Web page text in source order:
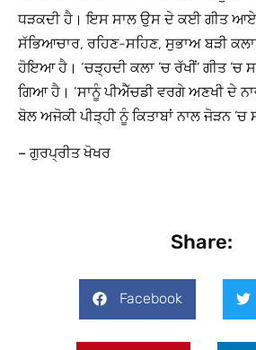
ਧੜਕਦੀ ਹੈ। ਇਸ ਸਾਲ ਉਸ ਦੇ ਕਈ ਗੀਤ ਆਏ,
ਸੱਭਿਆਚਾਰ, ਰਹਿਣ-ਸਹਿਣ, ਸੁਭਾਅ ਬੜੀ
ਹੋਇਆ ਹੈ। ‘ਚੜ੍ਹਦੀ ਕਲਾ ’ਚ ਰੱਖੀਂ’ ਗੀਤ ’ਚ
ਗਿਆ ਹੈ। ‘ਸਾਨੂੰ ਪੀਐੱਚਡੀ ਵਰਗੇ ਅਣਖੀ ਦੇ
ਬੋਲ ਅਜੋਕੀ ਪੀੜ੍ਹੀ ਨੂੰ ਕਿਤਾਬਾਂ ਨਾਲ ਜੋੜਨ
– ਗੁਰਪ੍ਰੀਤ ਖੋਖਰ
Share:
Facebook